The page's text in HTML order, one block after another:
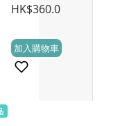
HK$360.0
(0)
加入購物車